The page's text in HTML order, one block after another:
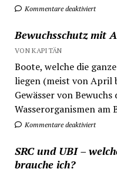
Kommentare deaktiviert
Bewuchsschutz mit
VON KAPITÄN
Boote, welche die
liegen (meist von April
Gewässer von
Wasserorganismen am
Kommentare deaktiviert
SRC und UBI –
brauche ich?